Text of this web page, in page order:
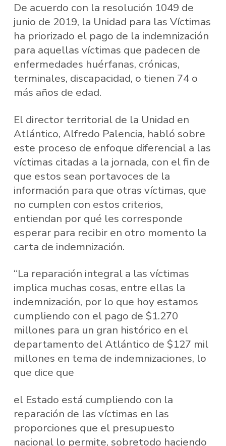
De acuerdo con la resolución 1049 de
junio de 2019, la Unidad para las Víctimas
ha priorizado el pago de la indemnización
para aquellas víctimas que padecen de
enfermedades huérfanas, crónicas,
terminales, discapacidad, o tienen 74 o
más años de edad.
El director territorial de la Unidad en
Atlántico, Alfredo Palencia, habló sobre
este proceso de enfoque diferencial a las
víctimas citadas a la jornada, con el fin de
que estos sean portavoces de la
información para que otras víctimas, que
no cumplen con estos criterios,
entiendan por qué les corresponde
esperar para recibir en otro momento la
carta de indemnización.
“La reparación integral a las víctimas
implica muchas cosas, entre ellas la
indemnización, por lo que hoy estamos
cumpliendo con el pago de $1.270
millones para un gran histórico en el
departamento del Atlántico de $127 mil
millones en tema de indemnizaciones, lo
que dice que
el Estado está cumpliendo con la
reparación de las víctimas en las
proporciones que el presupuesto
nacional lo permite, sobretodo haciendo